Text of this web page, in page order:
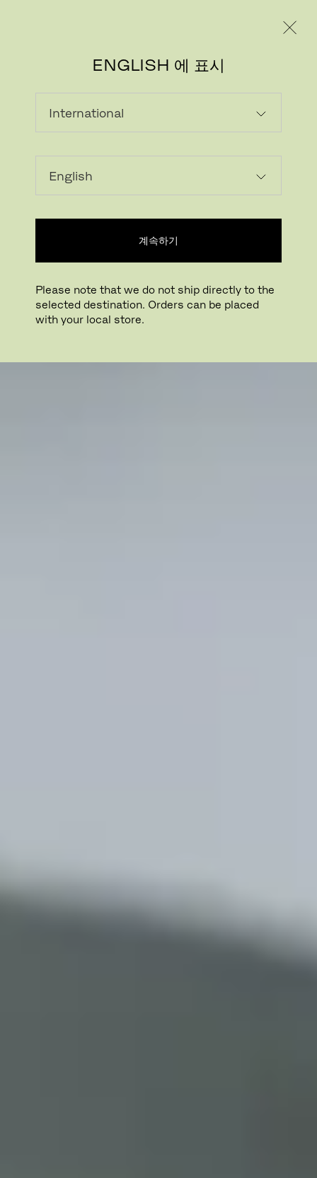
ENGLISH 에 표시
계속하기
Please note that we do not ship directly to the
selected destination. Orders can be placed
with your local store.